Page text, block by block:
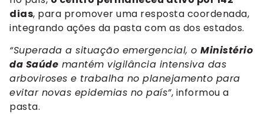
dias, para promover uma resposta coordenada,
integrando ações da pasta com as dos estados.
“Superada a situação emergencial, o Ministério
da Saúde mantém vigilância intensiva das
arboviroses e trabalha no planejamento para
evitar novas epidemias no país”, informou a
pasta.